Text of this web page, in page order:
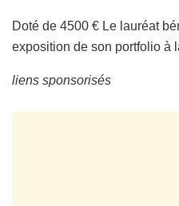
Doté de 4500 € Le lauréat
exposition de son portfolio à
liens sponsorisés